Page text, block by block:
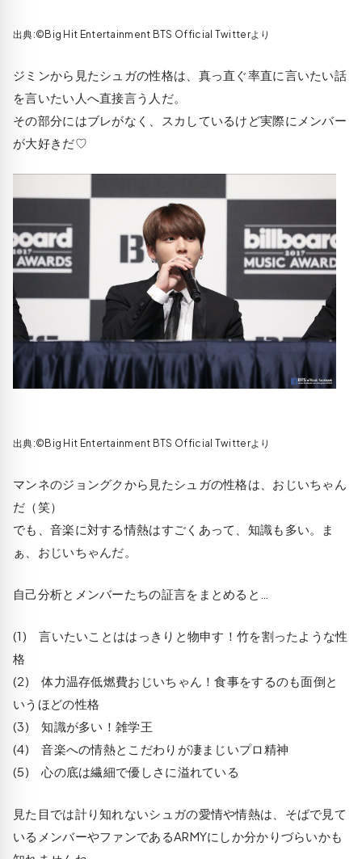
出典:©Big Hit Entertainment BTS Official Twitterより
ジミンから見たシュガの性格は、真っ直ぐ率直に言いたい話
を言いたい人へ直接言う人だ。
その部分にはブレがなく、スカしているけど実際にメンバー
が大好きだ♡
出典:©Big Hit Entertainment BTS Official Twitterより
マンネのジョングクから見たシュガの性格は、おじいちゃん
だ（笑）
でも、音楽に対する情熱はすごくあって、知識も多い。ま
ぁ、おじいちゃんだ。
自己分析とメンバーたちの証言をまとめると…
(1) 言いたいことははっきりと物申す！竹を割ったような性
格
(2) 体力温存低燃費おじいちゃん！食事をするのも面倒と
いうほどの性格
(3) 知識が多い！雑学王
(4) 音楽への情熱とこだわりが凄まじいプロ精神
(5) 心の底は繊細で優しさに溢れている
見た目では計り知れないシュガの愛情や情熱は、そばで見て
いるメンバーやファンであるARMYにしか分かりづらいかも